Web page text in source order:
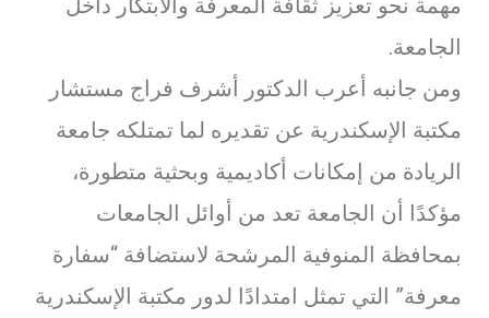
مهمة نحو تعزيز ثقافة المعرفة والابتكار داخل
الجامعة.
ومن جانبه أعرب الدكتور أشرف فراج مستشار
مكتبة الإسكندرية عن تقديره لما تمتلكه جامعة
الريادة من إمكانات أكاديمية وبحثية متطورة،
مؤكدًا أن الجامعة تعد من أوائل الجامعات
بمحافظة المنوفية المرشحة لاستضافة “سفارة
معرفة” التي تمثل امتدادًا لدور مكتبة الإسكندرية